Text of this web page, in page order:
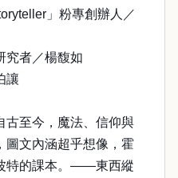
」粉專創辦人／
究者／楊馥如
讓
至今，魔法、信仰與
圖文內涵超乎想像，霍
特的課本。——東西縱